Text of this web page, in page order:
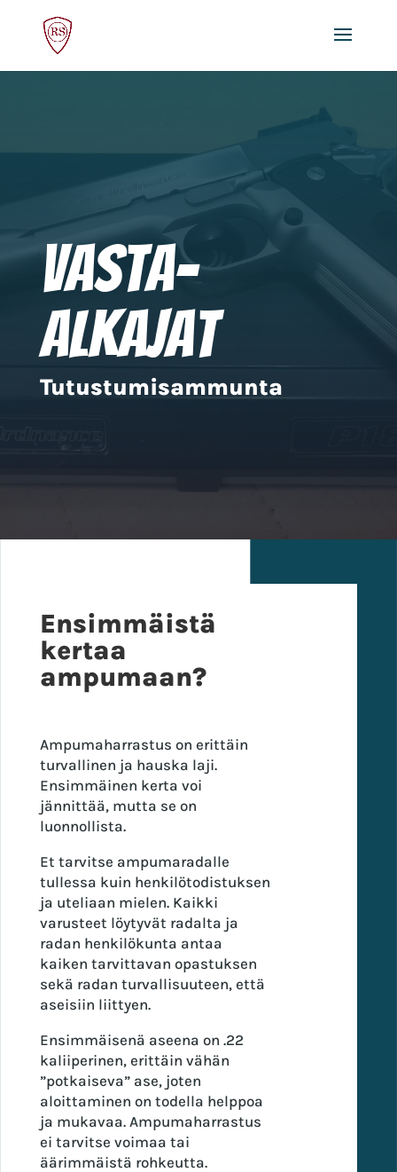
Vasta-
alkajat
Tutustumisammunta
Ensimmäistä
kertaa
ampumaan?
Ampumaharrastus on erittäin
turvallinen ja hauska laji.
Ensimmäinen kerta voi
jännittää, mutta se on
luonnollista.
Et tarvitse ampumaradalle
tullessa kuin henkilötodistuksen
ja uteliaan mielen. Kaikki
varusteet löytyvät radalta ja
radan henkilökunta antaa
kaiken tarvittavan opastuksen
sekä radan turvallisuuteen, että
aseisiin liittyen.
Ensimmäisenä aseena on .22
kaliiperinen, erittäin vähän
”potkaiseva” ase, joten
aloittaminen on todella helppoa
ja mukavaa. Ampumaharrastus
ei tarvitse voimaa tai
äärimmäistä rohkeutta.